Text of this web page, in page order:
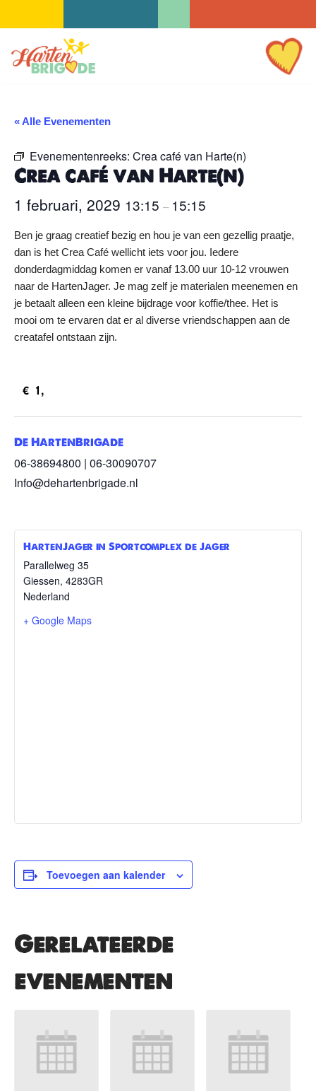
Ga
inhoud
« Alle Evenementen
Evenementenreeks: Crea café van Harte(n)
Crea café van Harte(n)
1 februari, 2029 13:15 – 15:15
Ben je graag creatief bezig en hou je van een gezellig praatje,
dan is het Crea Café wellicht iets voor jou. Iedere
donderdagmiddag komen er vanaf 13.00 uur 10-12 vrouwen
naar de HartenJager. Je mag zelf je materialen meenemen en
je betaalt alleen een kleine bijdrage voor koffie/thee. Het is
mooi om te ervaren dat er al diverse vriendschappen aan de
creatafel ontstaan zijn.
€1,
De HartenBrigade
06-38694800 | 06-30090707
Info@dehartenbrigade.nl
HartenJager in Sportcomplex de Jager
Parallelweg 35
Giessen, 4283GR
Nederland
+ Google Maps
Toevoegen aan kalender
Gerelateerde
evenementen